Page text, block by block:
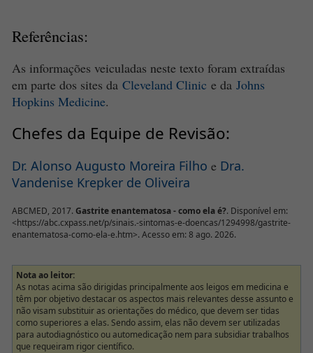
Referências:
As informações veiculadas neste texto foram extraídas
em parte dos sites da Cleveland Clinic e da Johns
Hopkins Medicine.
Chefes da Equipe de Revisão:
Dr. Alonso Augusto Moreira Filho e Dra.
Vandenise Krepker de Oliveira
ABCMED, 2017. Gastrite enantematosa - como ela é?. Disponível em:
<https://abc.cxpass.net/p/sinais.-sintomas-e-doencas/1294998/gastrite-
enantematosa-como-ela-e.htm>. Acesso em: 8 ago. 2026.
Nota ao leitor:
As notas acima são dirigidas principalmente aos leigos em medicina e
têm por objetivo destacar os aspectos mais relevantes desse assunto e
não visam substituir as orientações do médico, que devem ser tidas
como superiores a elas. Sendo assim, elas não devem ser utilizadas
para autodiagnóstico ou automedicação nem para subsidiar trabalhos
que requeiram rigor científico.